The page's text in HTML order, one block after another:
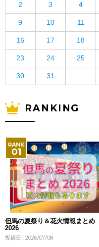
2 3 4
9 10 11
16 17 18
23 24 25
30 31
RANKING
但馬の夏祭り＆花火情報まとめ
2026
投稿日 : 2026/07/08